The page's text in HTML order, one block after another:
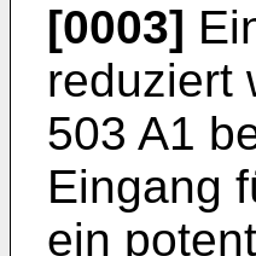
[0003]
reduziert
503 A1
Eingang
ein